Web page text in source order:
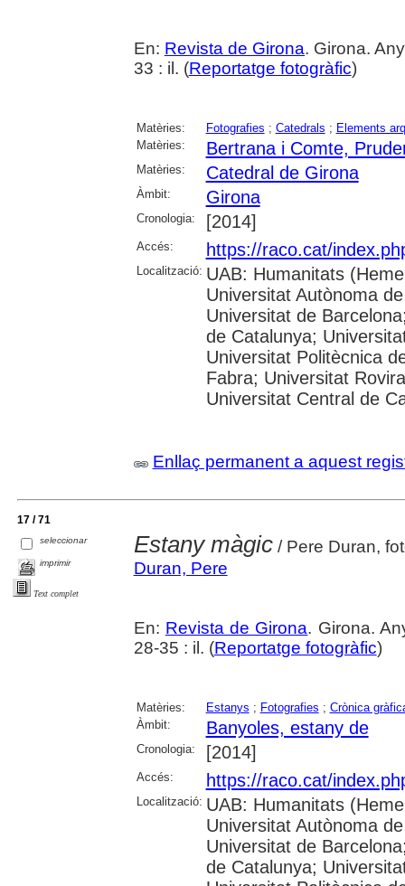
En: Revista de Girona. Girona.
33 : il. (Reportatge fotogràfic)
Matèries: Fotografies ; Catedrals ; Elements
Matèries:
Bertrana i Comte,
Matèries: Catedral de Girona
Àmbit: Girona
Cronologia: [2014]
Accés: https://raco.cat/
Localització: UAB: Humanitats
Universitat Autònoma
Universitat de
de Catalunya;
Universitat Politècnica
Fabra; Universitat
Universitat Central de
Enllaç permanent a aquest
17 / 71
seleccionar
imprimir
Text complet
Estany màgic/ Pere Duran,
Duran, Pere
En: Revista de Girona. Girona.
28-35 : il. (Reportatge fotogràfic)
Matèries: Estanys ; Fotografies ; Crònica
Àmbit:
Banyoles, estany de
Cronologia: [2014]
Accés: https://raco.cat/
Localització: UAB: Humanitats
Universitat Autònoma
Universitat de
de Catalunya;